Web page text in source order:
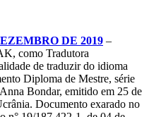
DE 2019 –
como Tradutora
de traduzir do idioma
Diploma de Mestre, série
Bondar, emitido em 25 de
Documento exarado no